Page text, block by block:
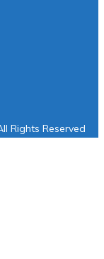
Rights Reserved